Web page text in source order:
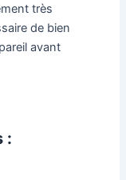
très
de bien
avant
: